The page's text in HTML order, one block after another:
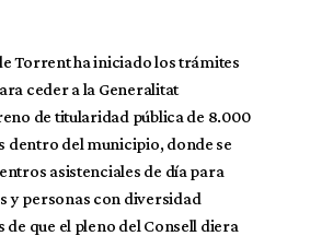
Torrent ha iniciado los trámites
ceder a la Generalitat
de titularidad pública de 8.000
dentro del municipio, donde se
asistenciales de día para
y personas con diversidad
de que el pleno del Consell diera